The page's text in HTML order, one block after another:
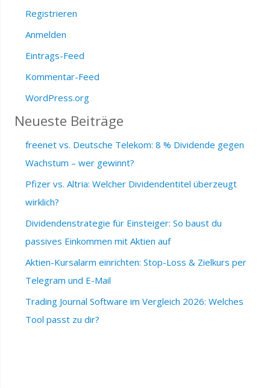
Registrieren
Anmelden
Eintrags-Feed
Kommentar-Feed
WordPress.org
Neueste Beiträge
freenet vs. Deutsche Telekom: 8 % Dividende gegen
Wachstum – wer gewinnt?
Pfizer vs. Altria: Welcher Dividendentitel überzeugt
wirklich?
Dividendenstrategie für Einsteiger: So baust du
passives Einkommen mit Aktien auf
Aktien-Kursalarm einrichten: Stop-Loss & Zielkurs per
Telegram und E-Mail
Trading Journal Software im Vergleich 2026: Welches
Tool passt zu dir?